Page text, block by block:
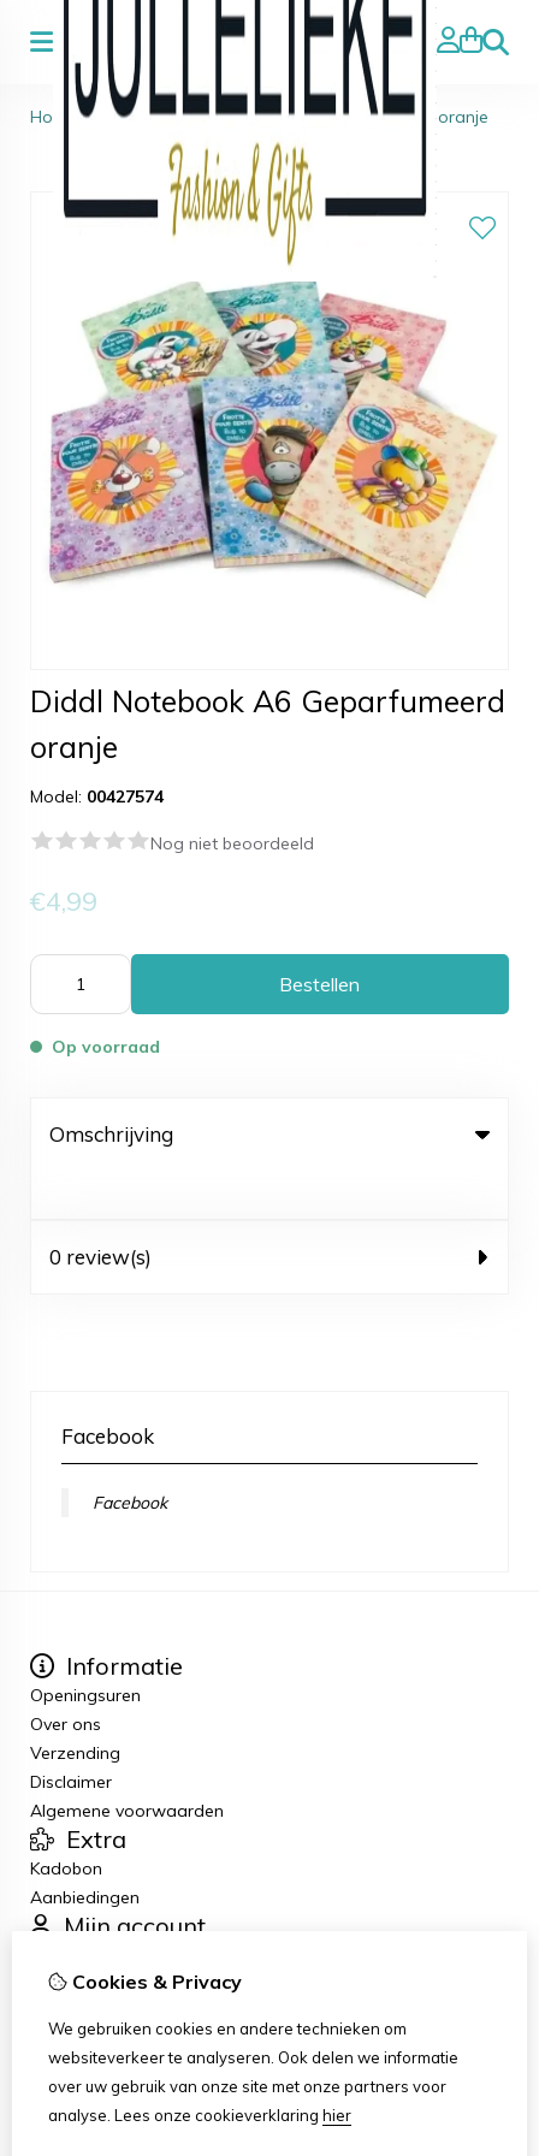
Zoeken
Home > Diddl >Diddl Notebook A6 Geparfumeerd oranje
Diddl Notebook A6 Geparfumeerd
oranje
Model: 00427574
Nog niet beoordeeld
€4,99
Bestellen
Op voorraad
Omschrijving
0 review(s)
Facebook
Facebook
Informatie
Openingsuren
Over ons
Verzending
Disclaimer
Algemene voorwaarden
Extra
Kadobon
Aanbiedingen
Mijn account
Bestelhistorie
Nieuwsbrief
Klantenservice
Contact
Sitemap
Cookies & Privacy
We gebruiken cookies en andere technieken om
websiteverkeer te analyseren. Ook delen we informatie
over uw gebruik van onze site met onze partners voor
analyse. Lees onze cookieverklaring hier